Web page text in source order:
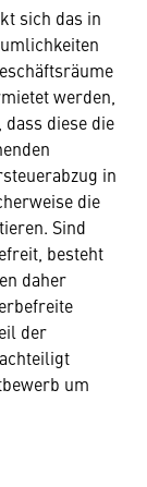
sich das in
werden,
diese die
in
die
Sind
besteht
daher
der
um